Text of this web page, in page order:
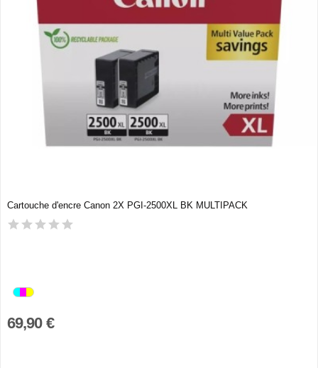
Cartouche d'encre Canon 2X PGI-2500XL BK MULTIPACK
69,90 €